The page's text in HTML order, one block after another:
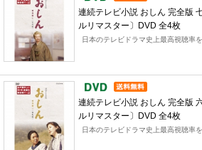
連続テレビ小説 おしん 完全版
ルリマスター〕DVD 全4枚
日本のテレビドラマ史上最高視聴率
連続テレビ小説 おしん 完全版
ルリマスター〕DVD 全4枚
日本のテレビドラマ史上最高視聴率